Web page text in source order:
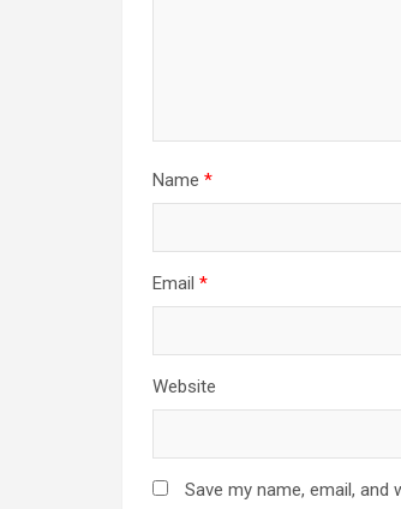
Name *
Email *
Website
Save my name, email,